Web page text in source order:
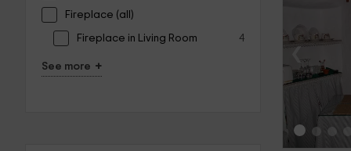
Fireplace (all)
Fireplace in Living Room 4
See more + ‹